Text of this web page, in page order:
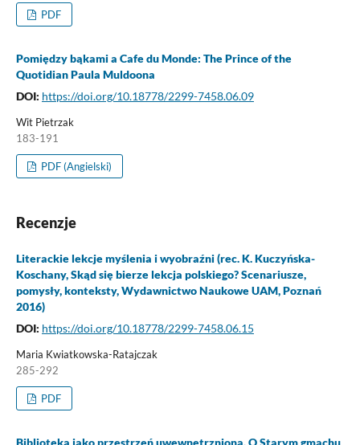
PDF
Pomiędzy bąkami a Cafe du Monde: The Prince of the
Quotidian Paula Muldoona
DOI: https://doi.org/10.18778/2299-7458.06.09
Wit Pietrzak
183-191
PDF (Angielski)
Recenzje
Literackie lekcje myślenia i wyobraźni (rec. K. Kuczyńska-
Koschany, Skąd się bierze lekcja polskiego? Scenariusze,
pomysły, konteksty, Wydawnictwo Naukowe UAM, Poznań
2016)
DOI: https://doi.org/10.18778/2299-7458.06.15
Maria Kwiatkowska-Ratajczak
285-292
PDF
Biblioteka jako przestrzeń uwewnętrzniona. O Starym gmachu